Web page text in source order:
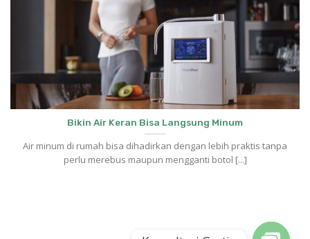
Bikin Air Keran Bisa Langsung Minum
Air minum di rumah bisa dihadirkan dengan lebih praktis tanpa
perlu merebus maupun mengganti botol [...]